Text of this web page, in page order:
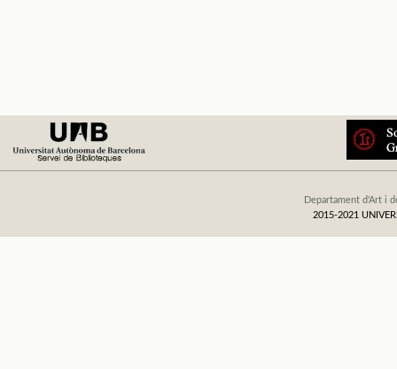
Departament d'Art i
2015-2021